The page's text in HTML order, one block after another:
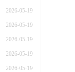
2026-05-19
2026-05-19
2026-05-19
2026-05-19
2026-05-19